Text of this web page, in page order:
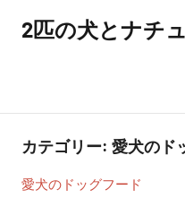
ツ
2匹の犬とナチ
カテゴリー: 愛犬のド
愛犬のドッグフード